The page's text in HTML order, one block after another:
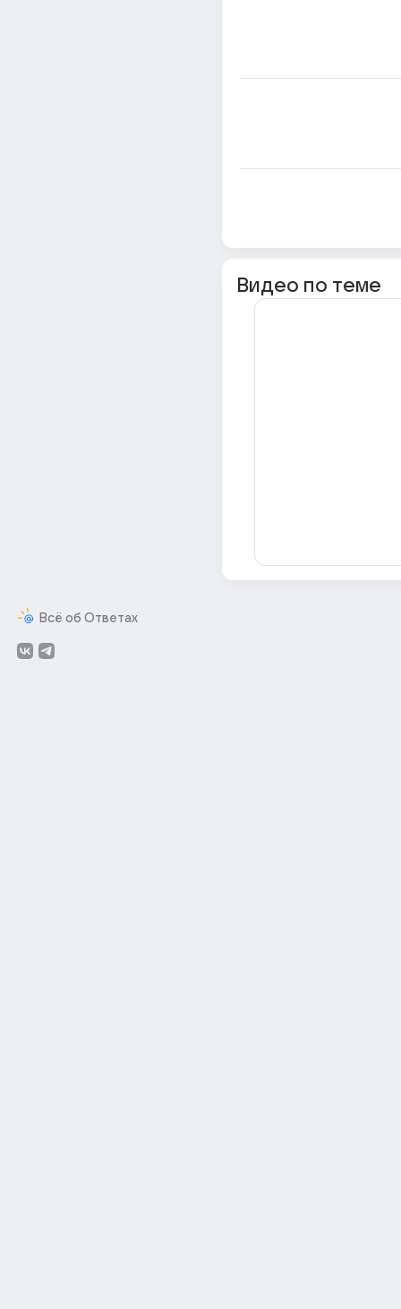
Всё об Ответах
Видео по теме